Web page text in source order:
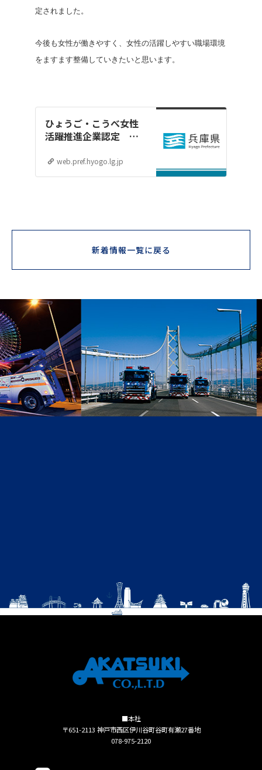
定されました。
今後も女性が働きやすく、女性の活躍しやすい職場環境
をますます整備していきたいと思います。
ひょうご・こうべ女性
活躍推進企業認定 ミ
web.pref.hyogo.lg.jp
新着情報一覧に戻る
■本社
〒651-2113 神戸市西区伊川谷町谷町有瀬27番地
078-975-2120